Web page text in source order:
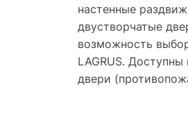
настенные
двустворчатые
возможность
LAGRUS.
двери